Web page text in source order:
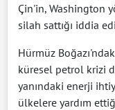
Çin'in, Washington
silah sattığı iddia
Hürmüz
küresel petrol krizi
yanındaki enerji
ülkelere yardım